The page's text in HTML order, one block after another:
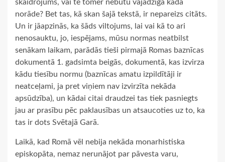
skaidrojums, vai te tomēr nebūtu vajadzīga kāda
norāde? Bet tas, kā skan šajā tekstā, ir nepareizs citāts.
Un ir jāapzinās, ka šāds viltojums, lai vai kā to ari
nenosauktu, jo, iespējams, mūsu normas neatbilst
senākam laikam, parādās tieši pirmajā Romas baznīcas
dokumentā 1. gadsimta beigās, dokumentā, kas izvirza
kādu tiesību normu (baznīcas amatu izpildītāji ir
neatceļami, ja pret viņiem nav izvirzīta nekāda
apsūdzība), un kādai citai draudzei tas tiek pasniegts
jau ar prasību pēc paklausības un atsaucoties uz to, ka
tas ir dots Svētajā Garā.
Laikā, kad Romā vēl nebija nekāda monarhistiska
episkopāta, nemaz nerunājot par pāvesta varu,